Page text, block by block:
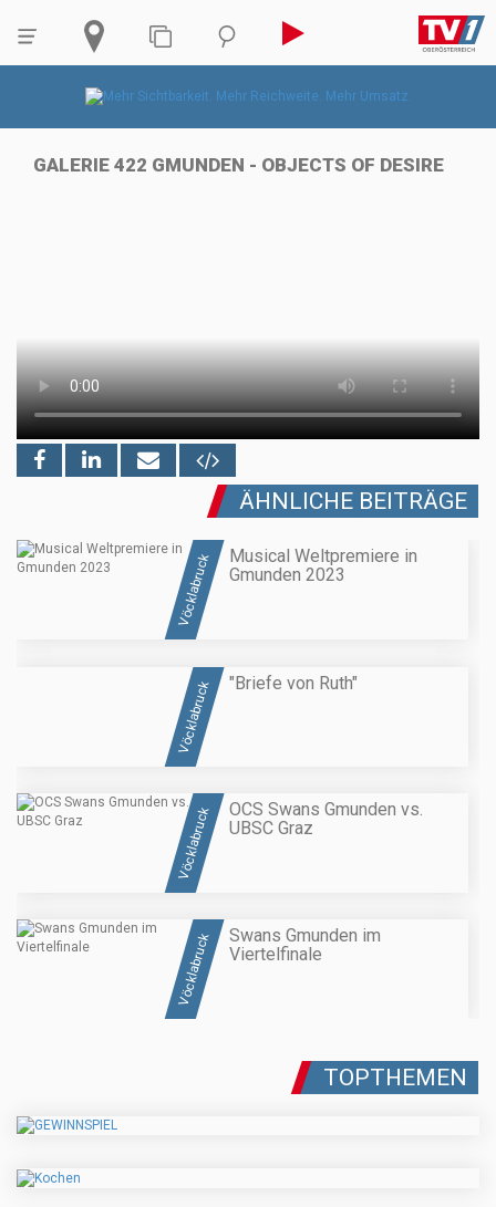
GALERIE 422 GMUNDEN - OBJECTS OF DESIRE
ÄHNLICHE BEITRÄGE
Vöcklabruck
Musical Weltpremiere in
Gmunden 2023
Vöcklabruck "Briefe von Ruth"
Vöcklabruck
OCS Swans Gmunden vs.
UBSC Graz
Vöcklabruck
Swans Gmunden im
Viertelfinale
TOPTHEMEN